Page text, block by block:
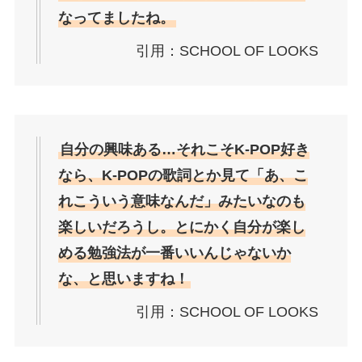
なってましたね。
引用：SCHOOL OF LOOKS
自分の興味ある…それこそK-POP好き
なら、K-POPの歌詞とか見て「あ、こ
れこういう意味なんだ」みたいなのも
楽しいだろうし。とにかく自分が楽し
める勉強法が一番いいんじゃないか
な、と思いますね！
引用：SCHOOL OF LOOKS